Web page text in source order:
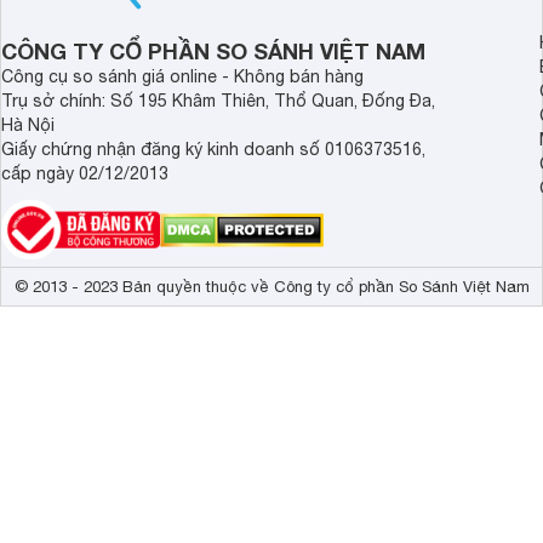
Demax, Hubert và
CÔNG TY CỔ PHẦN SO SÁNH VIỆT NAM
Công cụ so sánh giá online - Không bán hàng
Trụ sở chính: Số 195 Khâm Thiên, Thổ Quan, Đống Đa,
Hà Nội
Giấy chứng nhận đăng ký kinh doanh số 0106373516,
cấp ngày 02/12/2013
© 2013 - 2023 Bản quyền thuộc về Công ty cổ phần So Sánh Việt Nam